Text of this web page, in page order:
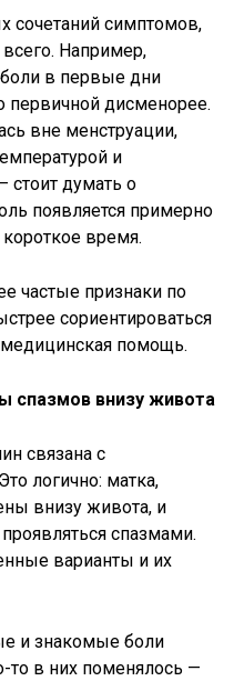
сочетаний симптомов,
Например,
в первые дни
первичной дисменорее.
вне менструации,
и
думать о
появляется примерно
время.
частые признаки по
сориентироваться
медицинская помощь.
спазмов внизу живота
связана с
логично: матка,
внизу живота, и
спазмами.
варианты и их
и знакомые боли
то в них поменялось —